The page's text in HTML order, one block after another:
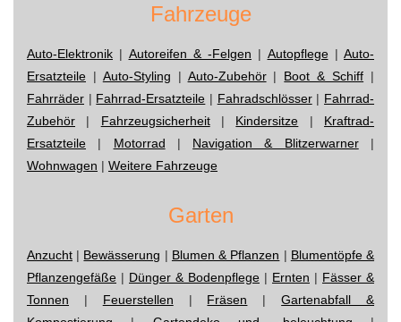
Fahrzeuge
Auto-Elektronik | Autoreifen & -Felgen | Autopflege| Auto-
Ersatzteile | Auto-Styling | Auto-Zubehör| Boot & Schiff |
Fahrräder | Fahrrad-Ersatzteile | Fahradschlösser| Fahrrad-
Zubehör | Fahrzeugsicherheit| Kindersitze | Kraftrad-
Ersatzteile | Motorrad | Navigation & Blitzerwarner|
Wohnwagen | Weitere Fahrzeuge
Garten
Anzucht | Bewässerung | Blumen & Pflanzen | Blumentöpfe &
Pflanzengefäße | Dünger & Bodenpflege | Ernten | Fässer &
Tonnen | Feuerstellen | Fräsen |Gartenabfall &